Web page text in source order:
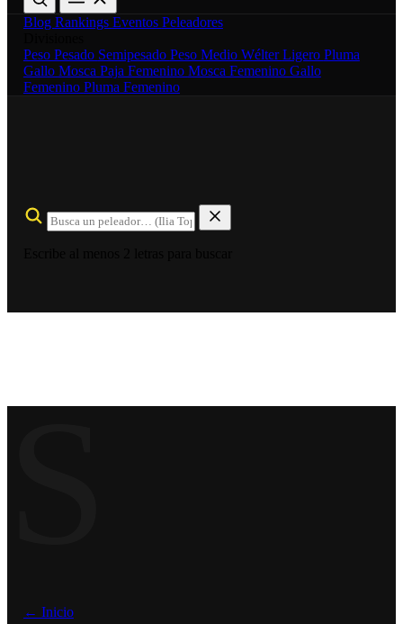
Blog Rankings Eventos Peleadores
Peso Pesado Semipesado Peso Medio WélterLigero Pluma
Gallo Mosca Paja Femenino Mosca Femenino Gallo
Femenino Pluma Femenino
← Inicio